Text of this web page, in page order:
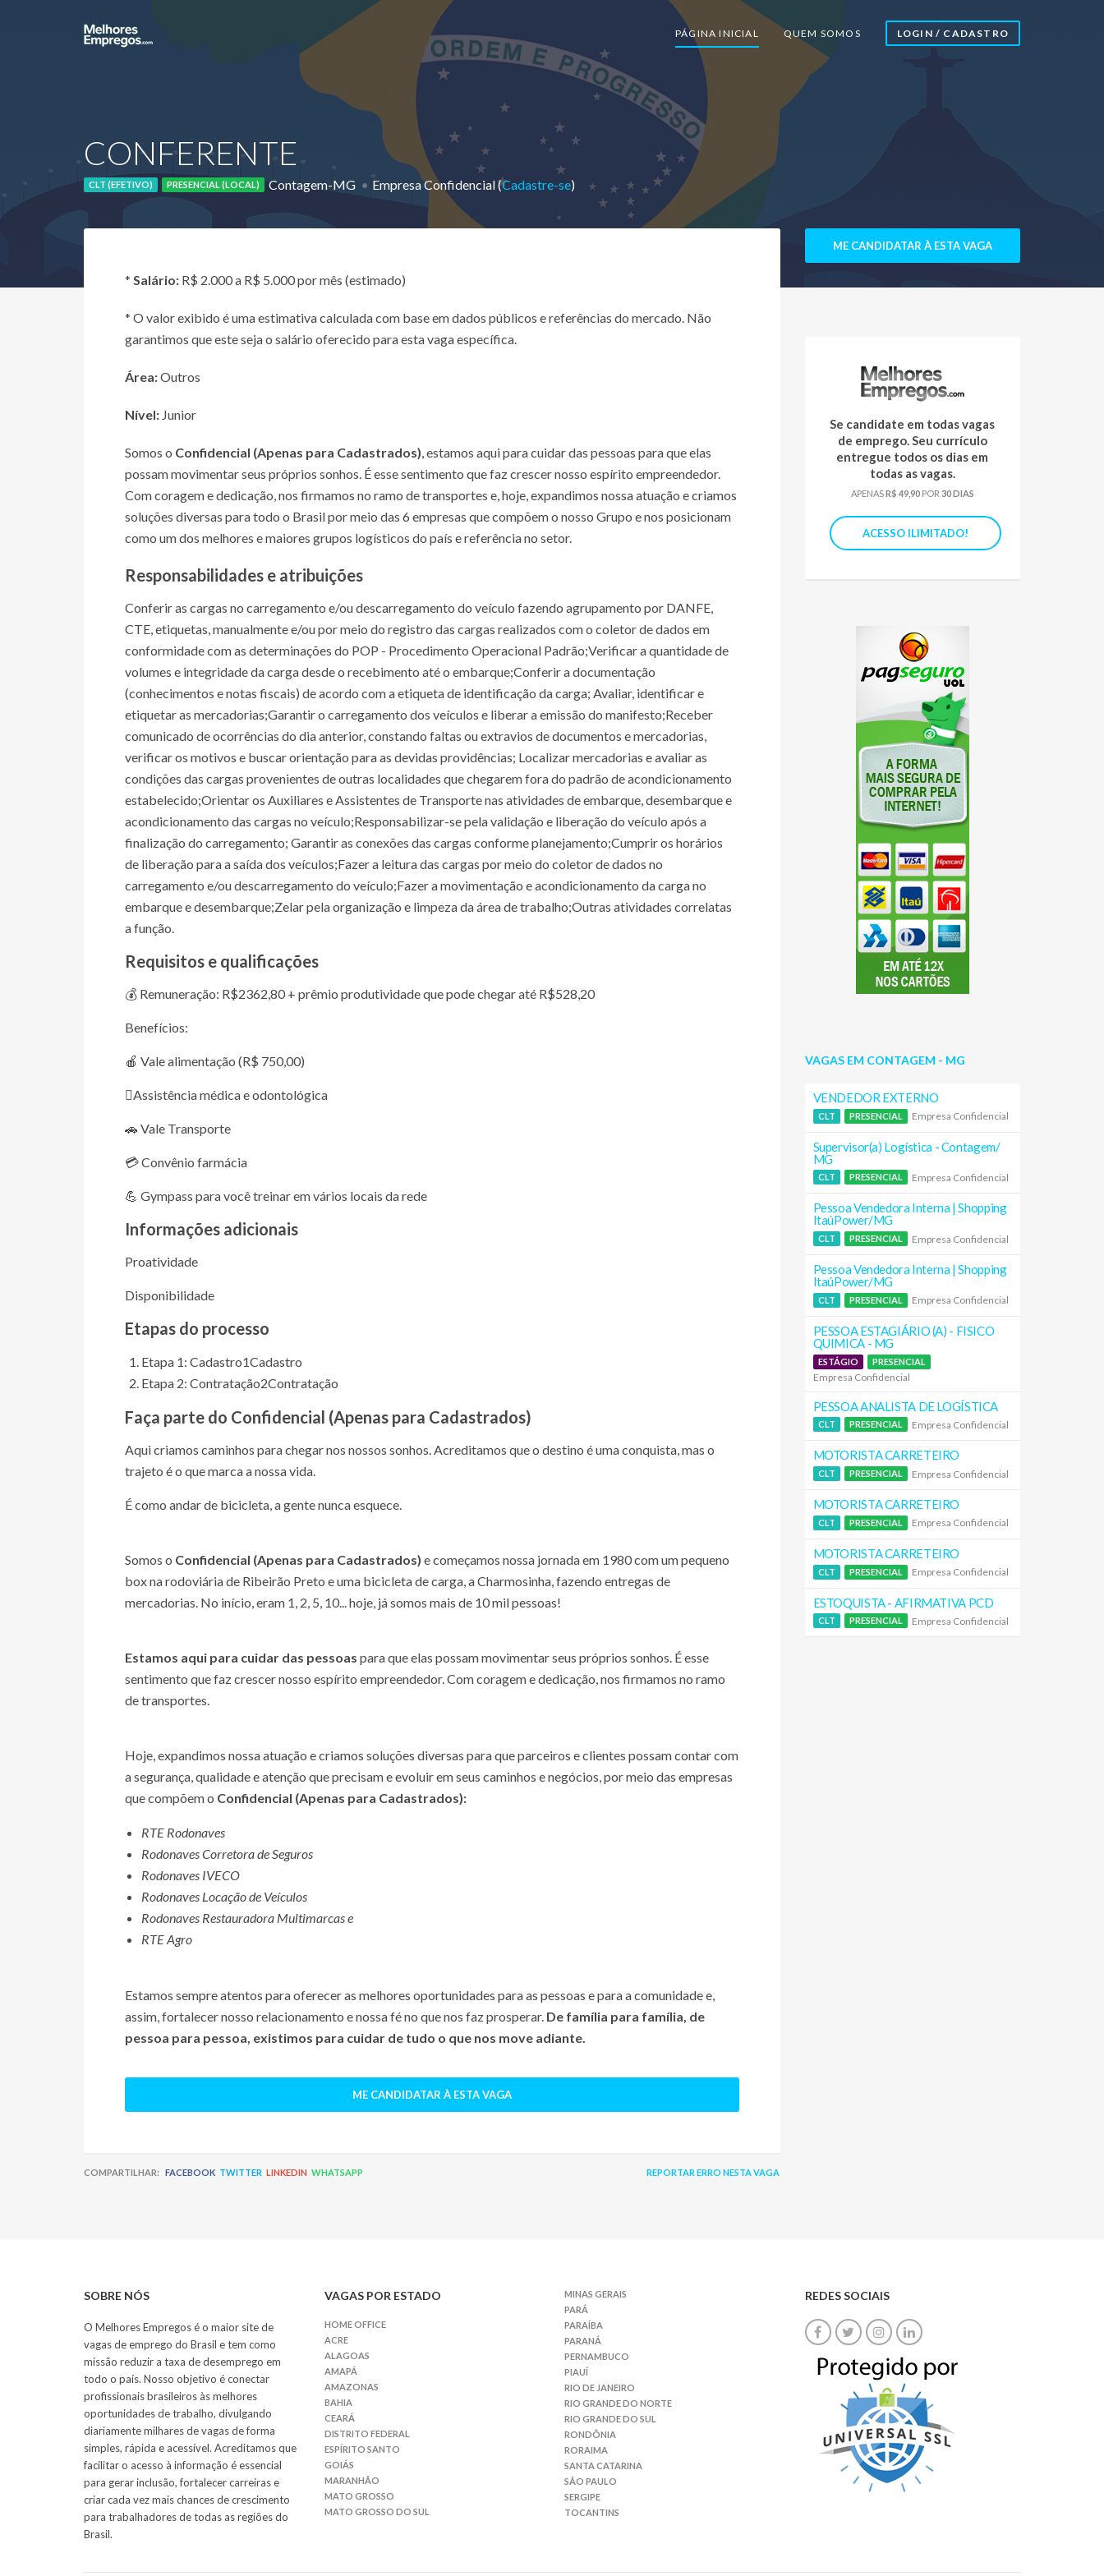
PÁGINA INICIAL QUEM SOMOS LOGIN / CADASTRO
CONFERENTE
CLT (EFETIVO) PRESENCIAL (LOCAL) Contagem-MG Empresa Confidencial (Cadastre-se)
* Salário: R$ 2.000 a R$ 5.000 por mês (estimado)
* O valor exibido é uma estimativa calculada com base em dados públicos e referências do mercado. Não
garantimos que este seja o salário oferecido para esta vaga específica.
Área:Outros
Nível: Junior
Somos o Confidencial (Apenas para Cadastrados), estamos aqui para cuidar das pessoas para que elas
possam movimentar seus próprios sonhos. É esse sentimento que faz crescer nosso espírito empreendedor.
Com coragem e dedicação, nos firmamos no ramo de transportes e, hoje, expandimos nossa atuação e criamos
soluções diversas para todo o Brasil por meio das 6 empresas que compõem o nosso Grupo e nos posicionam
como um dos melhores e maiores grupos logísticos do país e referência no setor.
Responsabilidades e atribuições
Conferir as cargas no carregamento e/ou descarregamento do veículo fazendo agrupamento por DANFE,
CTE, etiquetas, manualmente e/ou por meio do registro das cargas realizados com o coletor de dados em
conformidade com as determinações do POP - Procedimento Operacional Padrão;Verificar a quantidade de
volumes e integridade da carga desde o recebimento até o embarque;Conferir a documentação
(conhecimentos e notas fiscais) de acordo com a etiqueta de identificação da carga; Avaliar, identificar e
etiquetar as mercadorias;Garantir o carregamento dos veículos e liberar a emissão do manifesto;Receber
comunicado de ocorrências do dia anterior, constando faltas ou extravios de documentos e mercadorias,
verificar os motivos e buscar orientação para as devidas providências; Localizar mercadorias e avaliar as
condições das cargas provenientes de outras localidades que chegarem fora do padrão de acondicionamento
estabelecido;Orientar os Auxiliares e Assistentes de Transporte nas atividades de embarque, desembarque e
acondicionamento das cargas no veículo;Responsabilizar-se pela validação e liberação do veículo após a
finalização do carregamento; Garantir as conexões das cargas conforme planejamento;Cumprir os horários
de liberação para a saída dos veículos;Fazer a leitura das cargas por meio do coletor de dados no
carregamento e/ou descarregamento do veículo;Fazer a movimentação e acondicionamento da carga no
embarque e desembarque;Zelar pela organização e limpeza da área de trabalho;Outras atividades correlatas
a função.
Requisitos e qualificações
💰 Remuneração: R$2362,80 + prêmio produtividade que pode chegar até R$528,20
Benefícios:
🍎 Vale alimentação (R$ 750,00)
‍⚕Assistência médica e odontológica
🚗 Vale Transporte
💳 Convênio farmácia
💪 Gympass para você treinar em vários locais da rede
Informações adicionais
Proatividade
Disponibilidade
Etapas do processo
Etapa 1: Cadastro1Cadastro
Etapa 2: Contratação2Contratação
Faça parte do Confidencial (Apenas para Cadastrados)
Aqui criamos caminhos para chegar nos nossos sonhos. Acreditamos que o destino é uma conquista, mas o
trajeto é o que marca a nossa vida.
É como andar de bicicleta, a gente nunca esquece.
Somos o Confidencial (Apenas para Cadastrados) e começamos nossa jornada em 1980 com um pequeno
box na rodoviária de Ribeirão Preto e uma bicicleta de carga, a Charmosinha, fazendo entregas de
mercadorias. No início, eram 1, 2, 5, 10... hoje, já somos mais de 10 mil pessoas!
Estamos aqui para cuidar das pessoas para que elas possam movimentar seus próprios sonhos. É esse
sentimento que faz crescer nosso espírito empreendedor. Com coragem e dedicação, nos firmamos no ramo
de transportes.
Hoje, expandimos nossa atuação e criamos soluções diversas para que parceiros e clientes possam contar com
a segurança, qualidade e atenção que precisam e evoluir em seus caminhos e negócios, por meio das empresas
que compõem o Confidencial (Apenas para Cadastrados):
RTE Rodonaves
Rodonaves Corretora de Seguros
Rodonaves IVECO
Rodonaves Locação de Veículos
Rodonaves Restauradora Multimarcas e
RTE Agro
Estamos sempre atentos para oferecer as melhores oportunidades para as pessoas e para a comunidade e,
assim, fortalecer nosso relacionamento e nossa fé no que nos faz prosperar. De família para família, de
pessoa para pessoa, existimos para cuidar de tudo o que nos move adiante.
ME CANDIDATAR À ESTA VAGA
COMPARTILHAR: FACEBOOK TWITTER LINKEDIN WHATSAPP REPORTAR ERRO NESTA VAGA
ME CANDIDATAR À ESTA VAGA
Se candidate em todas vagas
de emprego. Seu currículo
entregue todos os dias em
todas as vagas.
APENASR$ 49,90POR 30 DIAS
ACESSO ILIMITADO!
VAGAS EM CONTAGEM - MG
VENDEDOR EXTERNO
CLT PRESENCIAL Empresa Confidencial
Supervisor(a) Logística - Contagem/
MG
CLT PRESENCIAL Empresa Confidencial
Pessoa Vendedora Interna | Shopping
ItaúPower/MG
CLT PRESENCIAL Empresa Confidencial
Pessoa Vendedora Interna | Shopping
ItaúPower/MG
CLT PRESENCIAL Empresa Confidencial
PESSOA ESTAGIÁRIO (A) - FISICO
QUIMICA - MG
ESTÁGIO PRESENCIAL
Empresa Confidencial
PESSOA ANALISTA DE LOGÍSTICA
CLT PRESENCIAL Empresa Confidencial
MOTORISTA CARRETEIRO
CLT PRESENCIAL Empresa Confidencial
MOTORISTA CARRETEIRO
CLT PRESENCIAL Empresa Confidencial
MOTORISTA CARRETEIRO
CLT PRESENCIAL Empresa Confidencial
ESTOQUISTA - AFIRMATIVA PCD
CLT PRESENCIAL Empresa Confidencial
SOBRE NÓS
O Melhores Empregos é o maior site de
vagas de emprego do Brasil e tem como
missão reduzir a taxa de desemprego em
todo o país. Nosso objetivo é conectar
profissionais brasileiros às melhores
oportunidades de trabalho, divulgando
diariamente milhares de vagas de forma
simples, rápida e acessível. Acreditamos que
facilitar o acesso à informação é essencial
para gerar inclusão, fortalecer carreiras e
criar cada vez mais chances de crescimento
para trabalhadores de todas as regiões do
Brasil.
VAGAS POR ESTADO
HOME OFFICE
ACRE
ALAGOAS
AMAPÁ
AMAZONAS
BAHIA
CEARÁ
DISTRITO FEDERAL
ESPÍRITO SANTO
GOIÁS
MARANHÃO
MATO GROSSO
MATO GROSSO DO SUL
MINAS GERAIS
PARÁ
PARAÍBA
PARANÁ
PERNAMBUCO
PIAUÍ
RIO DE JANEIRO
RIO GRANDE DO NORTE
RIO GRANDE DO SUL
RONDÔNIA
RORAIMA
SANTA CATARINA
SÃO PAULO
SERGIPE
TOCANTINS
REDES SOCIAIS